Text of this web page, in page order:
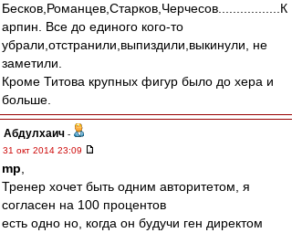
Бесков,Романцев,Старков,Черчесов.................К
арпин. Все до единого кого-то
убрали,отстранили,выпиздили,выкинули, не
заметили.
Кроме Титова крупных фигур было до хера и
больше.
Абдулхаич -
31 окт 2014 23:09
mp
Тренер хочет быть одним авторитетом, я
согласен на 100 процентов
есть одно но, когда он будучи ген директом